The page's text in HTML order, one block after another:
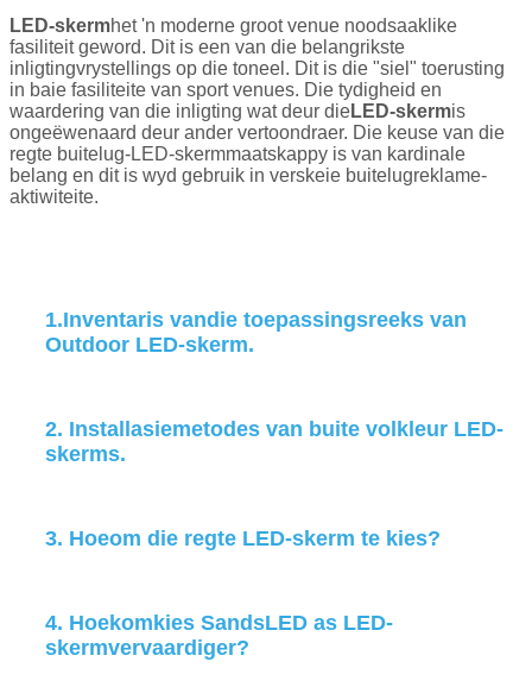
LED-skermhet 'n moderne groot venue noodsaaklike
fasiliteit geword. Dit is een van die belangrikste
inligtingvrystellings op die toneel. Dit is die "siel" toerusting
in baie fasiliteite van sport venues. Die tydigheid en
waardering van die inligting wat deur dieLED-skermis
ongeëwenaard deur ander vertoondraer. Die keuse van die
regte buitelug-LED-skermmaatskappy is van kardinale
belang en dit is wyd gebruik in verskeie buitelugreklame-
aktiwiteite.
1.Inventaris vandie toepassingsreeks van
Outdoor LED-skerm.
2. Installasiemetodes van buite volkleur LED-
skerms.
3. Hoeom die regte LED-skerm te kies?
4. Hoekom kies SandsLED as LED-
skermvervaardiger?